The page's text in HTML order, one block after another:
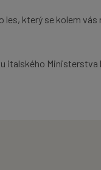
les, který se kolem
italského Ministerstva